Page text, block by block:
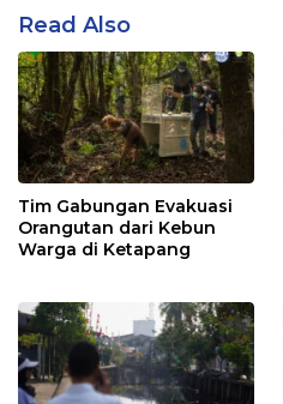
Read Also
Tim Gabungan Evakuasi
Orangutan dari Kebun
Warga di Ketapang